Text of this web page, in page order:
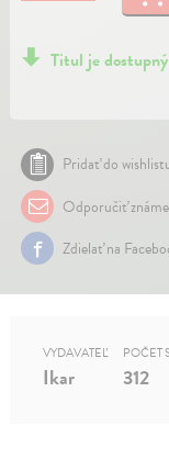
Titul je
Pridať do
Odporučiť
Zdielať na
VYDAVATEĽ
Ikar
POČET
312